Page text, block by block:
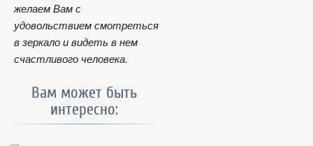
желаем Вам с
удовольствием смотреться
в зеркало и видеть в нем
счастливого человека.
Вам может быть
интересно: